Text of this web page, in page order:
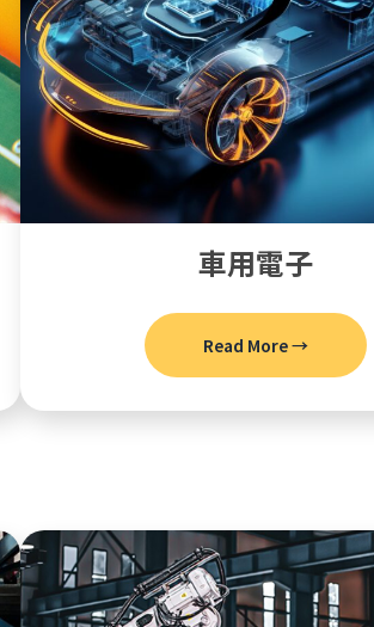
車用電子
Read More →